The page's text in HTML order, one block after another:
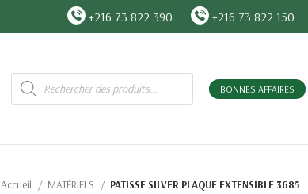
+216 73 822 390 +216 73 822 150
Recherche
de
produits
BONNES AFFAIRES
Accueil MATÉRIELS PATISSE SILVER PLAQUE EXTENSIBLE 3685